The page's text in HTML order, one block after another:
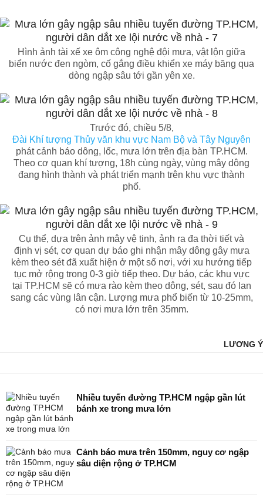
Hình ảnh tài xế xe ôm công nghệ đội mưa, vật lộn giữa
biển nước đen ngòm, cố gắng điều khiển xe máy băng qua
dòng ngập sâu tới gần yên xe.
Trước đó, chiều 5/8,
Đài Khí tượng Thủy văn khu vực Nam Bộ và Tây Nguyên
phát cảnh báo dông, lốc, mưa lớn trên địa bàn TP.HCM.
Theo cơ quan khí tượng, 18h cùng ngày, vùng mây dông
đang hình thành và phát triển mạnh trên khu vực thành
phố.
Cụ thể, dựa trên ảnh mây vệ tinh, ảnh ra đa thời tiết và
định vị sét, cơ quan dự báo ghi nhận mây dông gây mưa
kèm theo sét đã xuất hiện ở một số nơi, với xu hướng tiếp
tục mở rộng trong 0-3 giờ tiếp theo. Dự báo, các khu vực
tại TP.HCM sẽ có mưa rào kèm theo dông, sét, sau đó lan
sang các vùng lân cận. Lượng mưa phổ biến từ 10-25mm,
có nơi mưa lớn trên 35mm.
LƯƠNG Ý
Nhiều tuyến đường TP.HCM ngập gần lút
bánh xe trong mưa lớn
Cảnh báo mưa trên 150mm, nguy cơ ngập
sâu diện rộng ở TP.HCM